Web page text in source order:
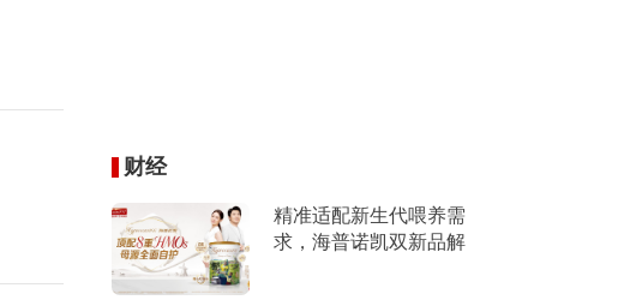
财经
精准适配新生代喂养需
求，海普诺凯双新品解